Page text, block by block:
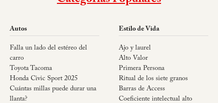
Autos
Falla un lado del estéreo del
carro
Toyota Tacoma
Honda Civic Sport 2025
Cuántas millas puede durar una
llanta?
Estilo de Vida
Ajo y laurel
Alto Valor
Primera Persona
Ritual de los siete granos
Barras de Access
Coeficiente intelectual alto